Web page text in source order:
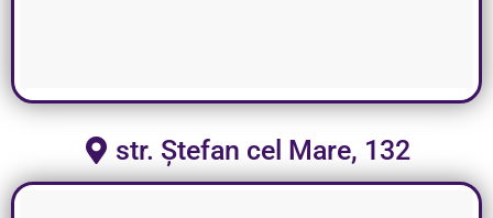
str. Ștefan cel Mare, 132